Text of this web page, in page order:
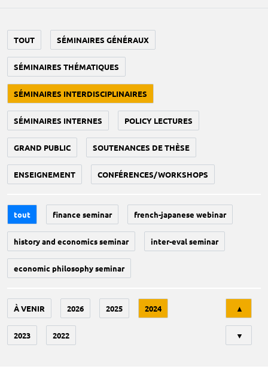
TOUT SÉMINAIRES GÉNÉRAUX
SÉMINAIRES THÉMATIQUES
SÉMINAIRES INTERDISCIPLINAIRES
SÉMINAIRES INTERNES POLICY LECTURES
GRAND PUBLIC SOUTENANCES DE THÈSE
ENSEIGNEMENT CONFÉRENCES/WORKSHOPS
tout finance seminar french-japanese webinar
history and economics seminar inter-eval seminar
economic philosophy seminar
À VENIR 2026 2025 2024
2023 2022
▲
▼